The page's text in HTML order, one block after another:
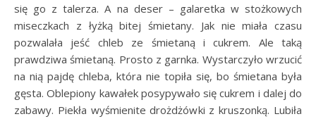
się go z talerza. A na deser – galaretka w stożkowych
miseczkach z łyżką bitej śmietany. Jak nie miała czasu
pozwalała jeść chleb ze śmietaną i cukrem. Ale taką
prawdziwa śmietaną. Prosto z garnka. Wystarczyło wrzucić
na nią pajdę chleba, która nie topiła się, bo śmietana była
gęsta. Oblepiony kawałek posypywało się cukrem i dalej do
zabawy. Piekła wyśmienite drożdżówki z kruszonką. Lubiła